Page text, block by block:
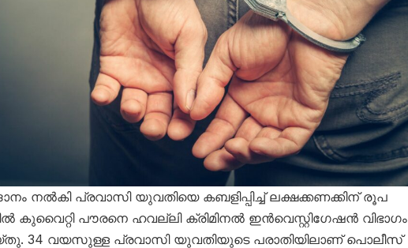
നൽകി പ്രവാസി യുവതിയെ കബളിപ്പിച്ച് ലക്ഷക്കണക്കിന് രൂപ
കുവൈറ്റി പൗരനെ ഹവല്ലി ക്രിമിനൽ ഇൻവെസ്റ്റിഗേഷൻ വിഭാഗം
34 വയസുള്ള പ്രവാസി യുവതിയുടെ പരാതിയിലാണ് പൊലീസ്